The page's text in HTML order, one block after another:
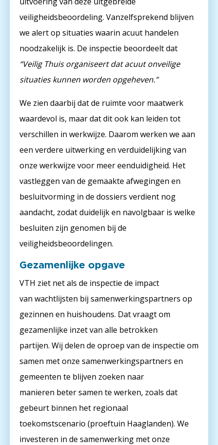
veiligheidsbeoordeling. Vanzelfsprekend blijven
we alert op situaties waarin acuut handelen
noodzakelijk is. De inspectie beoordeelt dat
“Veilig Thuis organiseert dat acuut onveilige
situaties kunnen worden opgeheven.”
We zien daarbij dat de ruimte voor maatwerk
waardevol is, maar dat dit ook kan leiden tot
verschillen in werkwijze. Daarom werken we aan
een verdere uitwerking en verduidelijking van
onze werkwijze voor meer eenduidigheid. Het
vastleggen van de gemaakte afwegingen en
besluitvorming in de dossiers verdient nog
aandacht, zodat duidelijk en navolgbaar is welke
besluiten zijn genomen bij de
veiligheidsbeoordelingen.
Gezamenlijke opgave
VTH ziet net als de inspectie de impact
van wachtlijsten bij samenwerkingspartners op
gezinnen en huishoudens. Dat vraagt om
gezamenlijke inzet van alle betrokken
partijen. Wij delen de oproep van de inspectie om
samen met onze samenwerkingspartners en
gemeenten te blijven zoeken naar
manieren beter samen te werken, zoals dat
gebeurt binnen het regionaal
toekomstscenario (proeftuin Haaglanden). We
investeren in de samenwerking met onze